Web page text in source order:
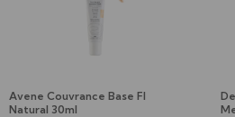
Avene Couvrance Base Fl
Natural 30ml